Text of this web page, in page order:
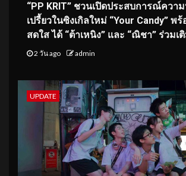
“PP KRIT” ชวนเปิดประสบการณ์ควา
เปรี้ยวในซิงเกิลใหม่ “Your Candy” พ
สดใส ได้ “ต้าเหนิง” และ “ณิชา” ร่วมเ
2 วัน ago admin
UPDATE